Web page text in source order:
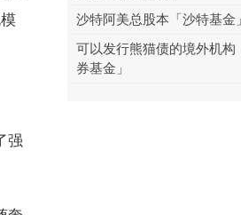
强
沙特阿美总股本「沙特基金」
可以发行熊猫债的境外机构
券基金」